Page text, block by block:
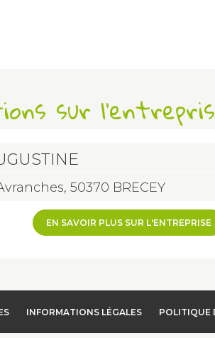
sur
50370 BRECEY
EN SAVOIR PLUS SUR L'ENTREPRISE
INFORMATIONS LÉGALES POLITIQUE